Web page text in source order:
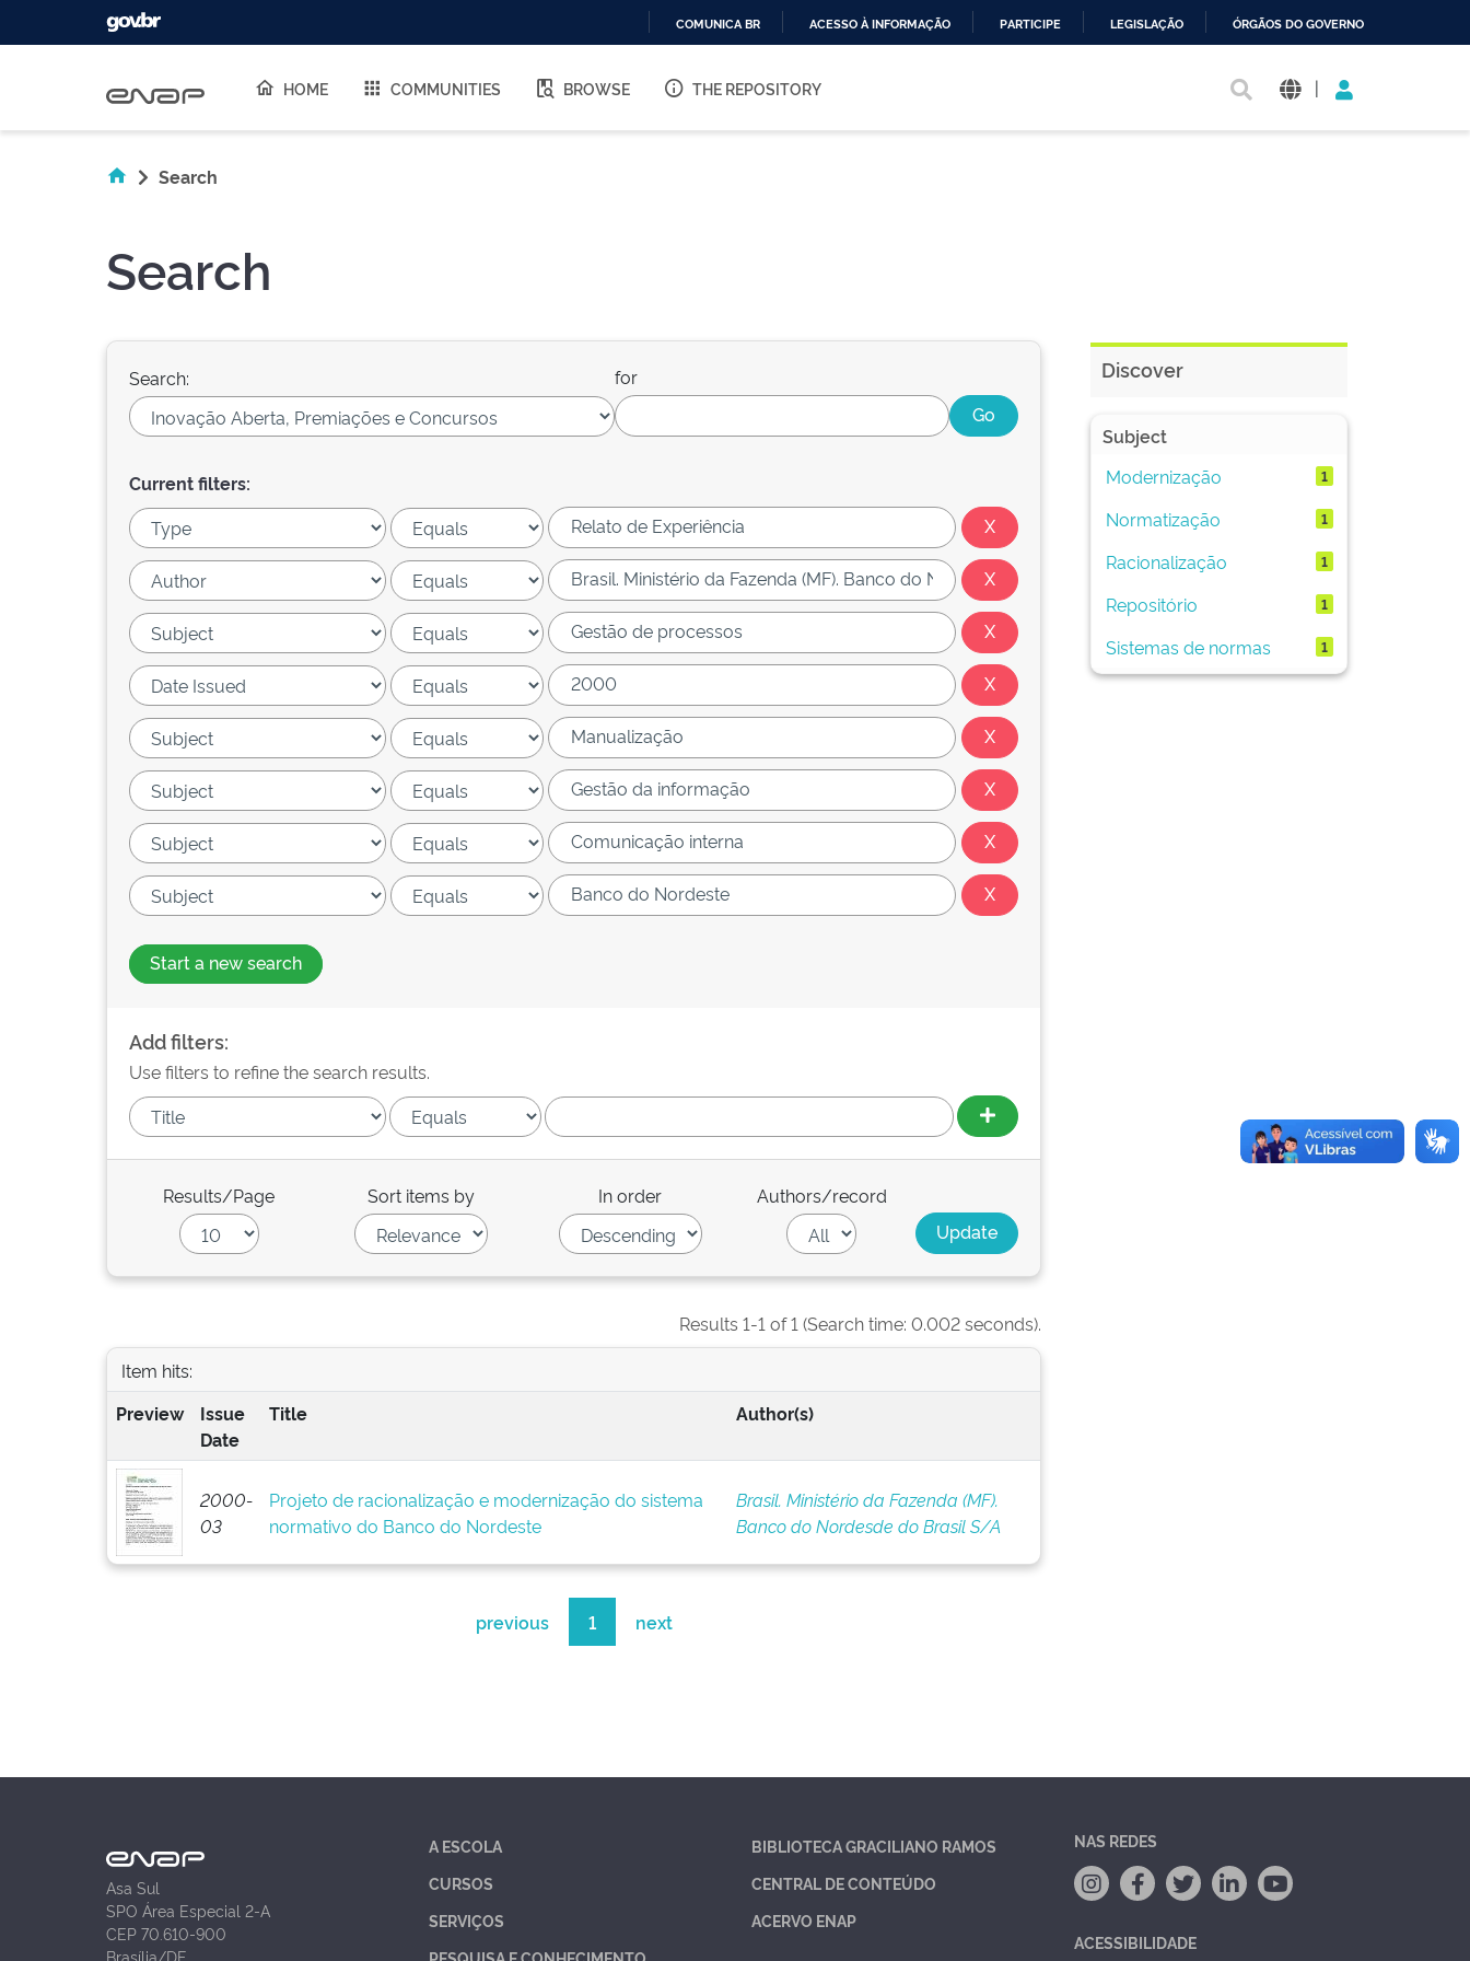
O
COMUNICA BR ACESSO À INFORMAÇÃO PARTICIPE LEGISLAÇÃO ÓRGÃOS DO GOVERNO
HOME COMMUNITIES BROWSE THE REPOSITORY |
Search
Search
Search: for
Current filters:
Start a new search
Add filters:
Use filters to refine the search results.
Results/Page Sort items by In order Authors/record
Results 1-1 of 1 (Search time: 0.002 seconds).
Item hits:
Preview
Issue
Date
Title Author(s)
2000-
03
Projeto de racionalização e modernização do sistema
normativo do Banco do Nordeste
Brasil. Ministério da Fazenda (MF).
Banco do Nordesde do Brasil S/A
previous 1 next
Discover
Subject
Modernização
1
Normatização 1
Racionalização 1
Repositório 1
Sistemas de normas 1
Asa Sul
SPO Área Especial 2-A
CEP 70.610-900
Brasília/DF
A ESCOLA
CURSOS
SERVIÇOS
BIBLIOTECA GRACILIANO RAMOS
CENTRAL DE CONTEÚDO
ACERVO ENAP
NAS REDES
ACESSIBILIDADE